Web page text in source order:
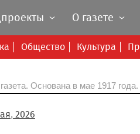
Общество Культура
О газете
Основана в мае 1917 года.
2026